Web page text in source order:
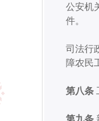
公安机
件。
司法行
障农民
第八条
第九条